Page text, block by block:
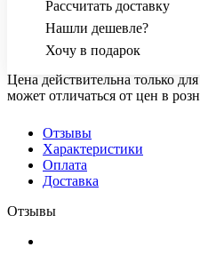
Рассчитать доставку
Нашли дешевле?
Хочу в подарок
Цена действительна только
может отличаться от цен в
Отзывы
Характеристики
Оплата
Доставка
Отзывы